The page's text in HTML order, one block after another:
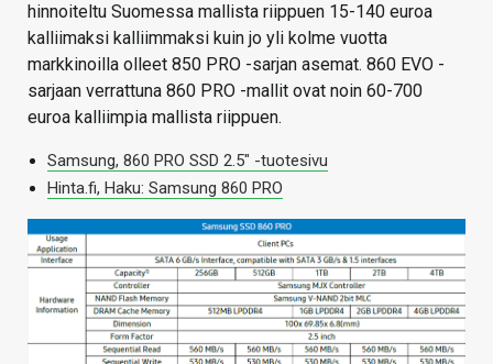
hinnoiteltu Suomessa mallista riippuen 15-140 euroa
kalliimaksi kalliimmaksi kuin jo yli kolme vuotta
markkinoilla olleet 850 PRO -sarjan asemat. 860 EVO -
sarjaan verrattuna 860 PRO -mallit ovat noin 60-700
euroa kalliimpia mallista riippuen.
Samsung, 860 PRO SSD 2.5″ -tuotesivu
Hinta.fi, Haku: Samsung 860 PRO